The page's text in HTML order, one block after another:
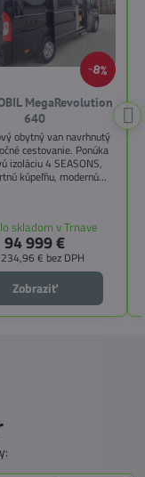
8%
MegaRevolution
640
obytný van navrhnutý
cestovanie. Ponúka
izoláciu 4 SEASONS,
kúpeľňu, modernú
SICHERHEIT a
získate maximálnu
pohodlie a
inovácie. Ideálna
tých, ktorí hľadajú luxus,
a slobodu na cestách.
skladom v Trnave
94 999 €
€ bez DPH
Zobraziť